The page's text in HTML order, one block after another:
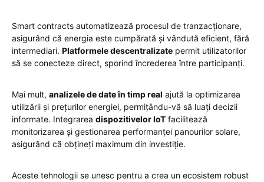
Smart contracts automatizează procesul de tranzacționare,
asigurând că energia este cumpărată și vândută eficient, fără
intermediari. Platformele descentralizate permit utilizatorilor
să se conecteze direct, sporind încrederea între participanți.
Mai mult, analizele de date în timp real ajută la optimizarea
utilizării și prețurilor energiei, permițându-vă să luați decizii
informate. Integrarea dispozitivelor IoT facilitează
monitorizarea și gestionarea performanței panourilor solare,
asigurând că obțineți maximum din investiție.
Aceste tehnologii se unesc pentru a crea un ecosistem robust